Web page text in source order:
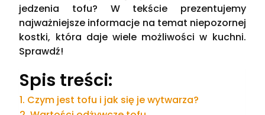
jedzenia tofu? W tekście prezentujemy
najważniejsze informacje na temat niepozornej
kostki, która daje wiele możliwości w kuchni.
Sprawdź!
Spis treści:
Czym jest tofu i jak się je wytwarza?